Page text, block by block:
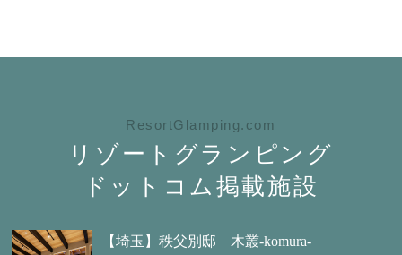
ResortGlamping.com
リゾートグランピング
ドットコム掲載施設
【埼玉】秩父別邸 木叢-komura-